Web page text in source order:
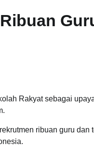
Rakyat sebagai
ribuan guru dan